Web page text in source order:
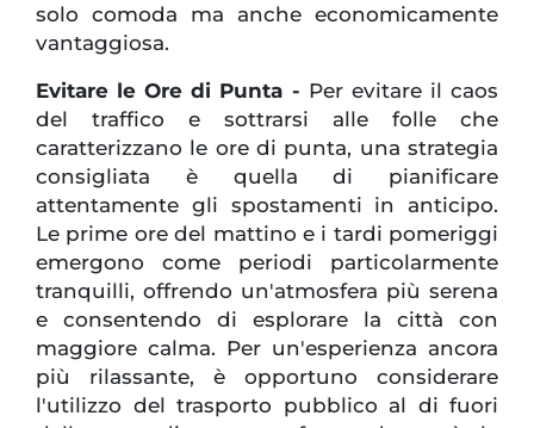
solo comoda ma anche economicamente
vantaggiosa.
Evitare le Ore di Punta - Per evitare il caos
del traffico e sottrarsi alle folle che
caratterizzano le ore di punta, una strategia
consigliata è quella di pianificare
attentamente gli spostamenti in anticipo.
Le prime ore del mattino e i tardi pomeriggi
emergono come periodi particolarmente
tranquilli, offrendo un'atmosfera più serena
e consentendo di esplorare la città con
maggiore calma. Per un'esperienza ancora
più rilassante, è opportuno considerare
l'utilizzo del trasporto pubblico al di fuori